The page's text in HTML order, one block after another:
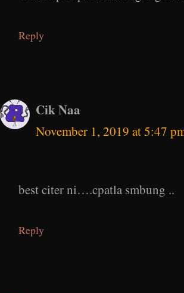
Reply
Cik Naa
November 1, 2019 at 5:47
best citer ni….cpatla smbung ..
Reply